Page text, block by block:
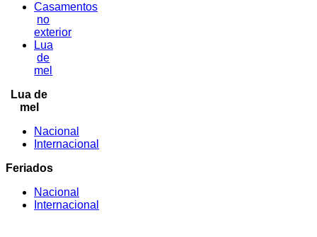
Casamentos
no
exterior
Lua
de
mel
Lua de
mel
Nacional
Internacional
Feriados
Nacional
Internacional